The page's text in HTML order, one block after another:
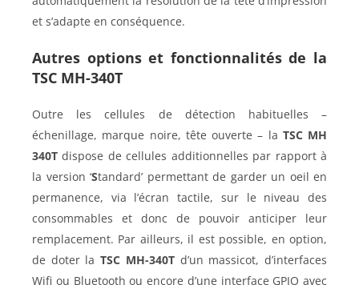
et s’adapte en conséquence.
Autres options et fonctionnalités de la
TSC MH-340T
Outre les cellules de détection habituelles –
échenillage, marque noire, tête ouverte – la TSC MH
340T dispose de cellules additionnelles par rapport à
la version ‘Standard’ permettant de garder un oeil en
permanence, via l’écran tactile, sur le niveau des
consommables et donc de pouvoir anticiper leur
remplacement. Par ailleurs, il est possible, en option,
de doter laTSC MH-340Td’un massicot, d’interfaces
Wifi ou Bluetooth ou encore d’une interface GPIO avec